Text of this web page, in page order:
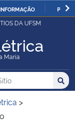
DA UFSM
Maria
no Sítio
>